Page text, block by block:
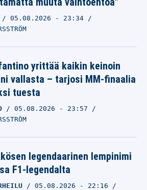
05.08.2026 - 23:34
yrittää kaikin keinoin
vallasta – tarjosi MM-finaalia
tuesta
05.08.2026 - 23:57
legendaarinen lempinimi
F1-legendalta
05.08.2026 - 22:16